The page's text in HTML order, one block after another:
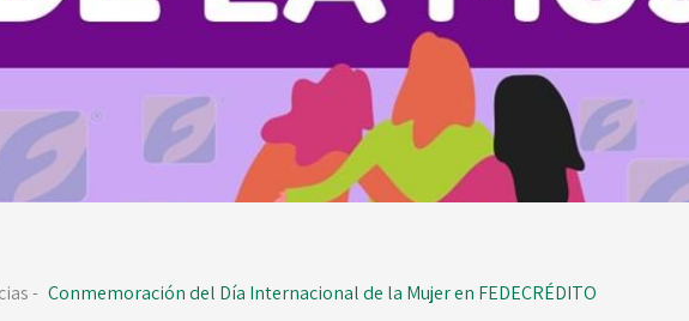
- Conmemoración del Día Internacional de la Mujer en FEDECRÉDITO